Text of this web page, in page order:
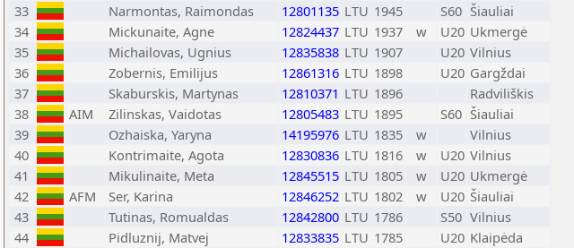
33
Narmontas, Raimondas 12801135 LTU 1945 S60 Šiauliai
34
Mickunaite, Agne 12824437 LTU 1937 w U20 Ukmergė
35
Michailovas, Ugnius 12835838 LTU 1907 U20 Vilnius
36
Zobernis, Emilijus 12861316 LTU 1898 U20 Gargždai
37
Skaburskis, Martynas 12810371 LTU 1896
Radviliškis
38
AIM Zilinskas, Vaidotas 12805483 LTU 1895 S60 Šiauliai
39
Ozhaiska, Yaryna 14195976 LTU 1835 w
Vilnius
40
Kontrimaite, Agota 12830836 LTU 1816 w U20 Vilnius
41
Mikulinaite, Meta 12845515 LTU 1805 w U20 Ukmergė
42
AFM Ser, Karina 12846252 LTU 1802 w U20 Šiauliai
43
Tutinas, Romualdas 12842800 LTU 1786 S50 Vilnius
44
Pidluznij, Matvej 12833835 LTU 1785 U20 Klaipėda